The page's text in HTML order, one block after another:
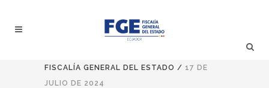
FISCALÍA GENERAL DEL ESTADO / 17 DE
JULIO DE 2024